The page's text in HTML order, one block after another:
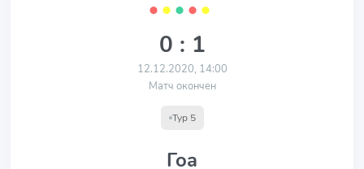
⬤ ⬤ ⬤ ⬤ ⬤
0 : 1
12.12.2020, 14:00
Матч окончен
Тур 5
Гоа